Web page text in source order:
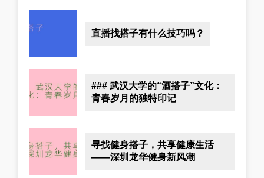
直播找搭子有什么技巧吗？
### 武汉大学的“酒搭子”文化：
青春岁月的独特印记
寻找健身搭子，共享健康生活
——深圳龙华健身新风潮